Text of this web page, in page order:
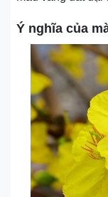
Ý nghĩa của